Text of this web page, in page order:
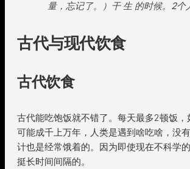
量，忘记了。）干 生 的时候。2个
古代与现代饮食
古代饮食
古代能吃饱饭就不错了。每天最多2顿饭，
可能成千上万年，人类是遇到啥吃啥，没
计也是经常饿着的。因为即使现在不科学
挺长时间间隔的。